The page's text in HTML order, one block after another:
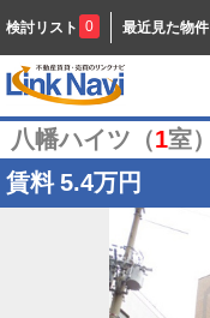
検討リスト 0 最近見た物件
八幡ハイツ（1室）
賃料 5.4万円